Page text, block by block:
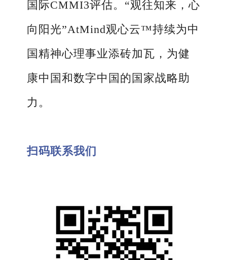
国际CMMI3评估。“观往知来，心
向阳光”AtMind观心云™持续为中
国精神心理事业添砖加瓦，为健
康中国和数字中国的国家战略助
力。
扫码联系我们